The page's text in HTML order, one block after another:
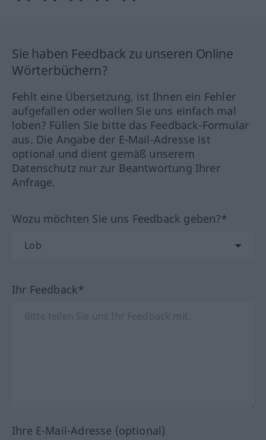
Sie haben Feedback zu unseren Online
Wörterbüchern?
Fehlt eine Übersetzung, ist Ihnen ein Fehler
aufgefallen oder wollen Sie uns einfach mal
loben? Füllen Sie bitte das Feedback-Formular
aus. Die Angabe der E-Mail-Adresse ist
optional und dient gemäß unserem
Datenschutz nur zur Beantwortung Ihrer
Anfrage.
Wozu möchten Sie uns Feedback geben?*
Ihr Feedback*
Ihre E-Mail-Adresse (optional)